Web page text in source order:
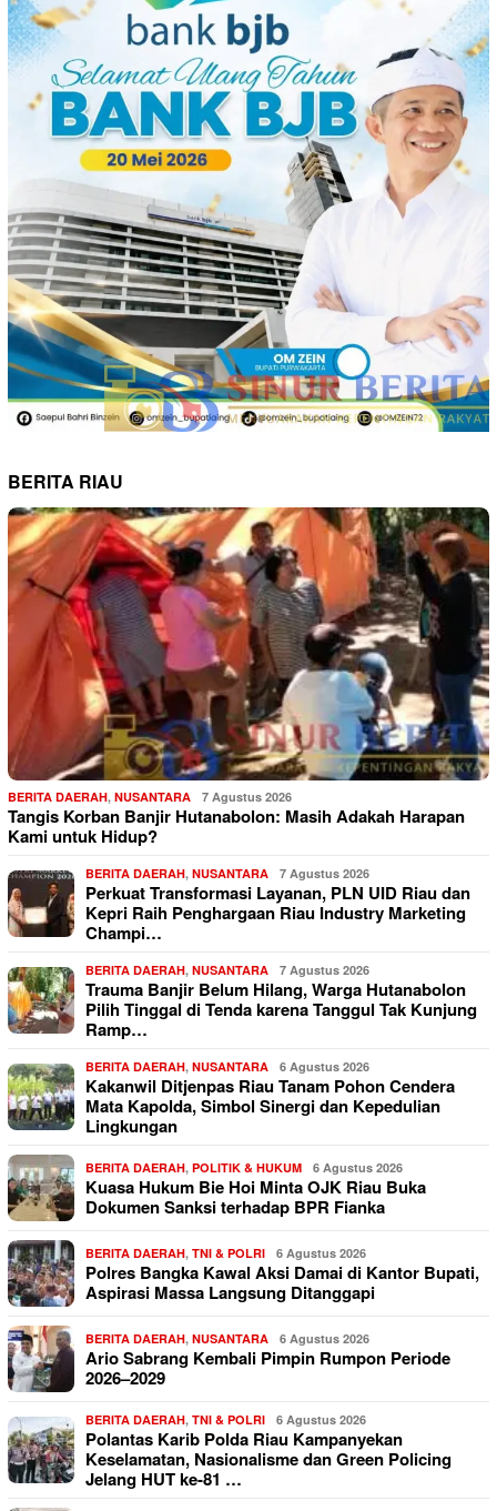
BERITA RIAU
BERITA DAERAH, NUSANTARA 7 Agustus 2026
Tangis Korban Banjir Hutanabolon: Masih Adakah Harapan
Kami untuk Hidup?
BERITA DAERAH, NUSANTARA 7 Agustus 2026
Perkuat Transformasi Layanan, PLN UID Riau dan
Kepri Raih Penghargaan Riau Industry Marketing
Champi…
BERITA DAERAH, NUSANTARA 7 Agustus 2026
Trauma Banjir Belum Hilang, Warga Hutanabolon
Pilih Tinggal di Tenda karena Tanggul Tak Kunjung
Ramp…
BERITA DAERAH, NUSANTARA 6 Agustus 2026
Kakanwil Ditjenpas Riau Tanam Pohon Cendera
Mata Kapolda, Simbol Sinergi dan Kepedulian
Lingkungan
BERITA DAERAH, POLITIK & HUKUM 6 Agustus 2026
Kuasa Hukum Bie Hoi Minta OJK Riau Buka
Dokumen Sanksi terhadap BPR Fianka
BERITA DAERAH, TNI & POLRI 6 Agustus 2026
Polres Bangka Kawal Aksi Damai di Kantor Bupati,
Aspirasi Massa Langsung Ditanggapi
BERITA DAERAH, NUSANTARA 6 Agustus 2026
Ario Sabrang Kembali Pimpin Rumpon Periode
2026–2029
BERITA DAERAH, TNI & POLRI 6 Agustus 2026
Polantas Karib Polda Riau Kampanyekan
Keselamatan, Nasionalisme dan Green Policing
Jelang HUT ke-81 …